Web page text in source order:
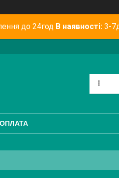
до 24год В наявності: 3-